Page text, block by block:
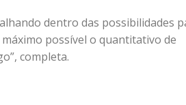
dentro das possibilidades
possível o quantitativo de
completa.